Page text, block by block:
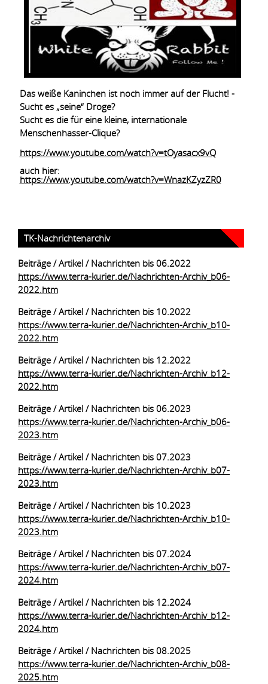
Das weiße Kaninchen ist noch immer auf der Flucht! -
Sucht es „seine“ Droge?
Sucht es die für eine kleine, internationale
Menschenhasser-Clique?
https://www.youtube.com/watch?v=tOyasacx9vQ
auch hier:
https://www.youtube.com/watch?v=WnazKZyzZR0
TK-Nachrichtenarchiv
Beiträge / Artikel / Nachrichten bis 06.2022
https://www.terra-kurier.de/Nachrichten-Archiv_b06-
2022.htm
Beiträge / Artikel / Nachrichten bis 10.2022
https://www.terra-kurier.de/Nachrichten-Archiv_b10-
2022.htm
Beiträge / Artikel / Nachrichten bis 12.2022
https://www.terra-kurier.de/Nachrichten-Archiv_b12-
2022.htm
Beiträge / Artikel / Nachrichten bis 06.2023
https://www.terra-kurier.de/Nachrichten-Archiv_b06-
2023.htm
Beiträge / Artikel / Nachrichten bis 07.2023
https://www.terra-kurier.de/Nachrichten-Archiv_b07-
2023.htm
Beiträge / Artikel / Nachrichten bis 10.2023
https://www.terra-kurier.de/Nachrichten-Archiv_b10-
2023.htm
Beiträge / Artikel / Nachrichten bis 07.2024
https://www.terra-kurier.de/Nachrichten-Archiv_b07-
2024.htm
Beiträge / Artikel / Nachrichten bis 12.2024
https://www.terra-kurier.de/Nachrichten-Archiv_b12-
2024.htm
Beiträge / Artikel / Nachrichten bis 08.2025
https://www.terra-kurier.de/Nachrichten-Archiv_b08-
2025.htm